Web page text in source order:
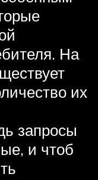
На
их
запросы
и чтоб